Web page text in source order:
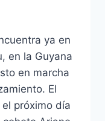
ya en
en la Guyana
en marcha
El
próximo día